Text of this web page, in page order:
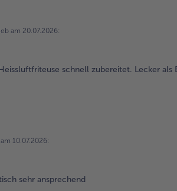
am 20.07.2026:
schnell zubereitet. Lecker als
10.07.2026:
sehr ansprechend